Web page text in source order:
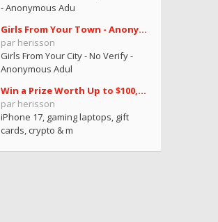
- Anonymous Adu
Girls From Your Town - Anonymous Adult Dating - No
par herisson
Girls From Your City - No Verify -
Anonymous Adul
Win a Prize Worth Up to $100,000.77!
par herisson
iPhone 17, gaming laptops, gift
cards, crypto & m